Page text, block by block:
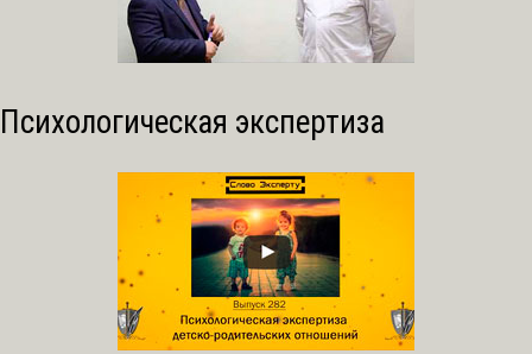
Психологическая экспертиза